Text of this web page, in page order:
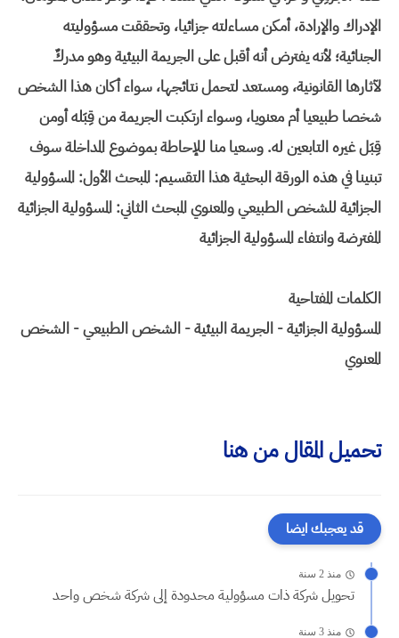
الإدراك والإرادة، أمكن مساءلته جزائيا، وتحققت مسؤوليته
الجنائية؛ لأنه يفترض أنه أقبل على الجريمة البيئية وهو مدركٌ
لآثارها القانونية، ومستعد لتحمل نتائجها، سواء أكان هذا الشخص
شخصا طبيعيا أم معنويا، وسواء ارتكبت الجريمة من قِبَله أومن
قِبَل غيره التابعين له. وسعيا منا للإحاطة بموضوع المداخلة سوف
تبنينا في هذه الورقة البحثية هذا التقسيم: المبحث الأول: المسؤولية
الجزائية للشخص الطبيعي والمعنوي المبحث الثاني: المسؤولية الجزائية
المفترضة وانتفاء المسؤولية الجزائية
الكلمات المفتاحية
المسؤولية الجزائية - الجريمة البيئية - الشخص الطبيعي - الشخص
المعنوي
تحميل المقال من هنا
قد يعجبك ايضا
منذ 2 سنة
تحويل شركة ذات مسؤولية محدودة إلى شركة شخص واحد
منذ 3 سنة